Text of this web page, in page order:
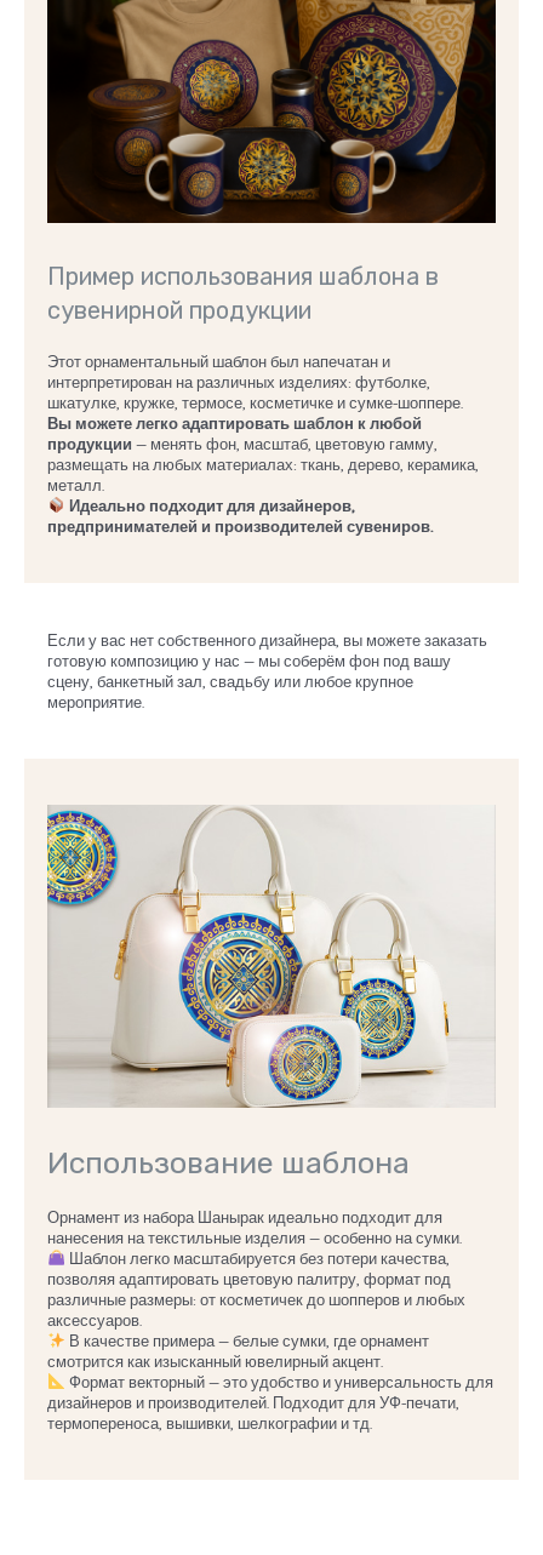
Пример использования шаблона в
сувенирной продукции
Этот орнаментальный шаблон был напечатан и
интерпретирован на различных изделиях: футболке,
шкатулке, кружке, термосе, косметичке и сумке-шоппере.
Вы можете легко адаптировать шаблон к любой
продукции — менять фон, масштаб, цветовую гамму,
размещать на любых материалах: ткань, дерево, керамика,
металл.
Идеально подходит для дизайнеров,
предпринимателей и производителей сувениров.
Если у вас нет собственного дизайнера, вы можете заказать
готовую композицию у нас — мы соберём фон под вашу
сцену, банкетный зал, свадьбу или любое крупное
мероприятие.
Использование шаблона
Орнамент из набора Шанырак идеально подходит для
нанесения на текстильные изделия — особенно на сумки.
Шаблон легко масштабируется без потери качества,
позволяя адаптировать цветовую палитру, формат под
различные размеры: от косметичек до шопперов и любых
аксессуаров.
В качестве примера — белые сумки, где орнамент
смотрится как изысканный ювелирный акцент.
Формат векторный — это удобство и универсальность для
дизайнеров и производителей. Подходит для УФ-печати,
термопереноса, вышивки, шелкографии и тд.